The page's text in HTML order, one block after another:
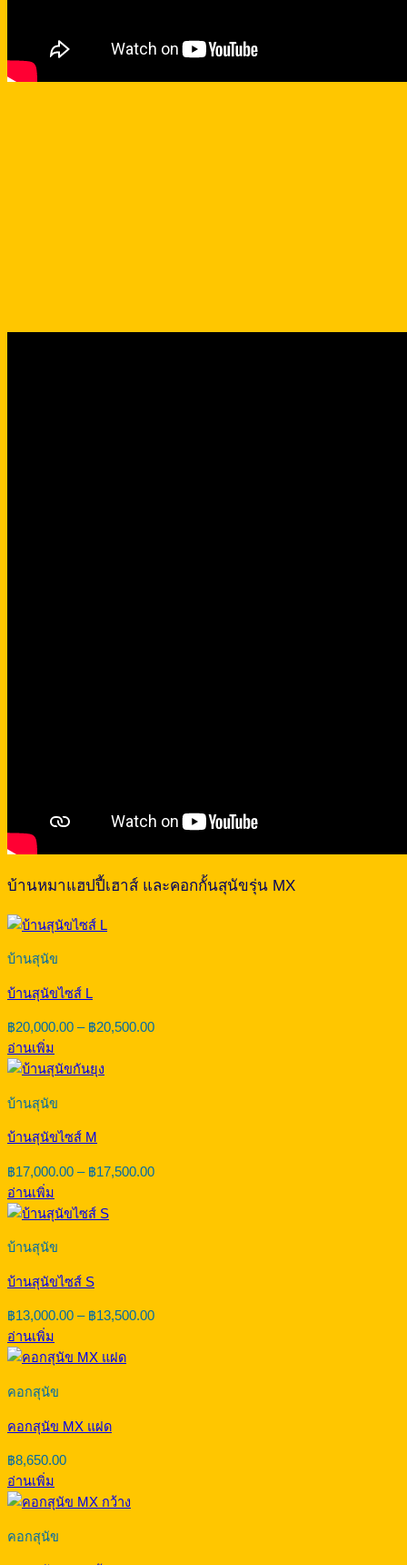
บ้านหมาแฮปปี้เฮาส์ และคอกกั้นสุนัขรุ่น MX
บ้านสุนัข
บ้านสุนัขไซส์ L
฿20,000.00 – ฿20,500.00Price
อ่านเพิ่ม
บ้านสุนัข
บ้านสุนัขไซส์ M
฿17,000.00 – ฿17,500.00Price
อ่านเพิ่ม
บ้านสุนัข
บ้านสุนัขไซส์ S
฿13,000.00 – ฿13,500.00Price
อ่านเพิ่ม
คอกสุนัข
คอกสุนัข MX แฝด
฿8,650.00
อ่านเพิ่ม
คอกสุนัข